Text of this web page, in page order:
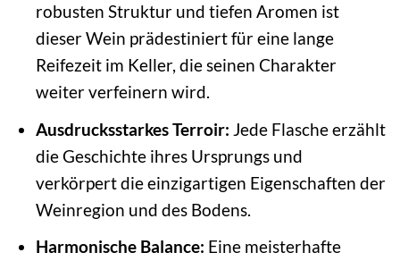
robusten Struktur und tiefen Aromen ist
dieser Wein prädestiniert für eine lange
Reifezeit im Keller, die seinen Charakter
weiter verfeinern wird.
Ausdrucksstarkes Terroir: Jede Flasche erzählt
die Geschichte ihres Ursprungs und
verkörpert die einzigartigen Eigenschaften der
Weinregion und des Bodens.
Harmonische Balance: Eine meisterhafte